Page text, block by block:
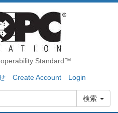
Standard™
Create Account Login
検索